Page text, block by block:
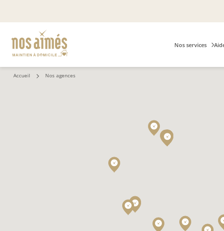
Nos services
Accueil Nos agences